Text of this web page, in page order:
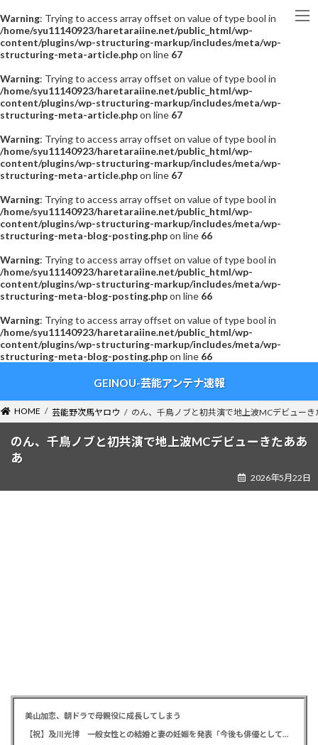
Warning: Trying to access array offset on value of type bool in
/home/syu11140923/haretaraiine.net/public_html/wp-
content/plugins/wp-structuring-markup/includes/meta/wp-
structuring-meta-article.phpon line 67
Warning: Trying to access array offset on value of type bool in
/home/syu11140923/haretaraiine.net/public_html/wp-
content/plugins/wp-structuring-markup/includes/meta/wp-
structuring-meta-article.phpon line 67
Warning: Trying to access array offset on value of type bool in
/home/syu11140923/haretaraiine.net/public_html/wp-
content/plugins/wp-structuring-markup/includes/meta/wp-
structuring-meta-article.phpon line 67
Warning: Trying to access array offset on value of type bool in
/home/syu11140923/haretaraiine.net/public_html/wp-
content/plugins/wp-structuring-markup/includes/meta/wp-
structuring-meta-blog-posting.phpon line 66
Warning: Trying to access array offset on value of type bool in
/home/syu11140923/haretaraiine.net/public_html/wp-
content/plugins/wp-structuring-markup/includes/meta/wp-
structuring-meta-blog-posting.phpon line 66
Warning: Trying to access array offset on value of type bool in
/home/syu11140923/haretaraiine.net/public_html/wp-
content/plugins/wp-structuring-markup/includes/meta/wp-
structuring-meta-blog-posting.phpon line 66
ン
ツ
ー
シ
GEINOU-芸能アンテナ速報
HOME 芸能野次馬ヤロウ のん、千鳥ノブと初共演で地上波MCデビューき
のん、千鳥ノブと初共演で地上波MCデビューきたああ
あ
2026年5月22日
美山加恋、朝ドラで母親役に成長してしまう
【祝】及川光博 一般女性との結婚と妻の妊娠を発表「今後も俳優としてミッチーとして精進」